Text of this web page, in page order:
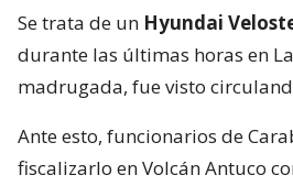
Se trata de un Hyundai
durante las últimas horas en
madrugada, fue visto
Ante esto, funcionarios de
fiscalizarlo en Volcán Antuco